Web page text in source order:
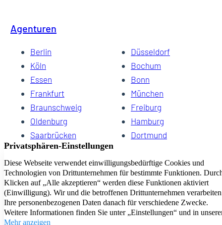
Agenturen
Berlin
Düsseldorf
Köln
Bochum
Essen
Bonn
Frankfurt
München
Braunschweig
Freiburg
Oldenburg
Hamburg
Saarbrücken
Dortmund
Hannover
Dresden
Kiel
Wuppertal
Bremen